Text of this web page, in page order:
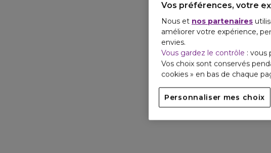
Vos préférences, votre
Nous et nos partenaires
améliorer votre expérience,
envies.
Vous gardez le contrôle : vous
Vos choix sont conservés
cookies » en bas de chaque
Personnaliser mes choix